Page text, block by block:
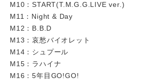
M10：START(T.M.G.G.LIVE ver.)
M11：Night & Day
M12：B.B.D
M13：哀愁バイオレット
M14：シュプール
M15：ラハイナ
M16：5年目GO!GO!